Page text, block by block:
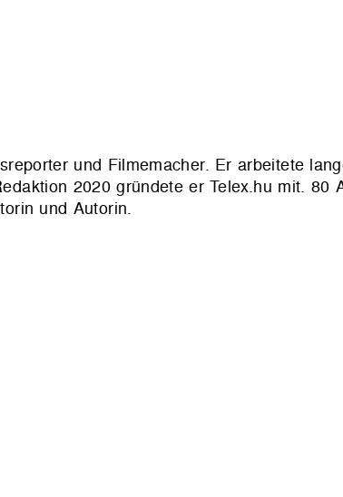
und Filmemacher. Er arbeitete
2020 gründete er Telex.hu mit. 80
und Autorin.